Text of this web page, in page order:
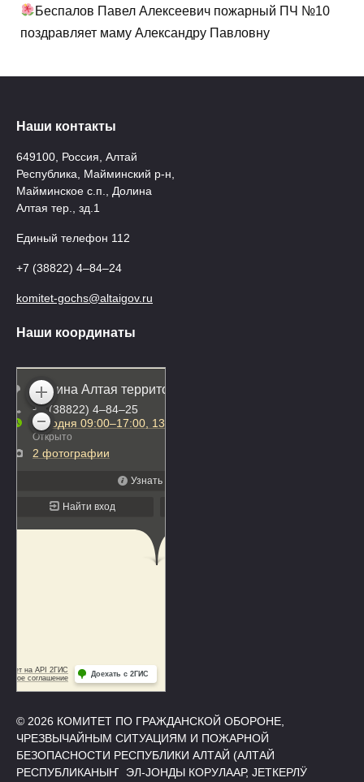
Беспалов Павел Алексеевич пожарный ПЧ №10
поздравляет маму Александру Павловну
Наши контакты
649100, Россия, Алтай
Республика, Майминский р-н,
Майминское с.п., Долина
Алтая тер., зд.1
Единый телефон 112
+7 (38822) 4‒84‒24
komitet-gochs@altaigov.ru
Наши координаты
© 2026 КОМИТЕТ ПО ГРАЖДАНСКОЙ ОБОРОНЕ,
ЧРЕЗВЫЧАЙНЫМ СИТУАЦИЯМ И ПОЖАРНОЙ
БЕЗОПАСНОСТИ РЕСПУБЛИКИ АЛТАЙ (АЛТАЙ
РЕСПУБЛИКАНЫҤ ЭЛ-ЈОНДЫ КОРУЛААР, ЈЕТКЕРЛӰ